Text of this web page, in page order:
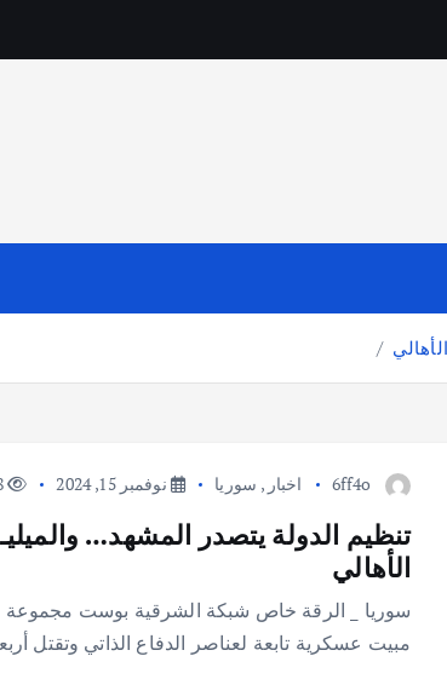
6ff4o اخبار , سوريا نوفمبر 15, 2024 48 views
تنظيم الدولة يتصدر المشهد…
الأهالي
سوريا _ الرقة خاص شبكة الشرقية بوست مجموعة
مبيت عسكرية تابعة لعناصر الدفاع الذاتي